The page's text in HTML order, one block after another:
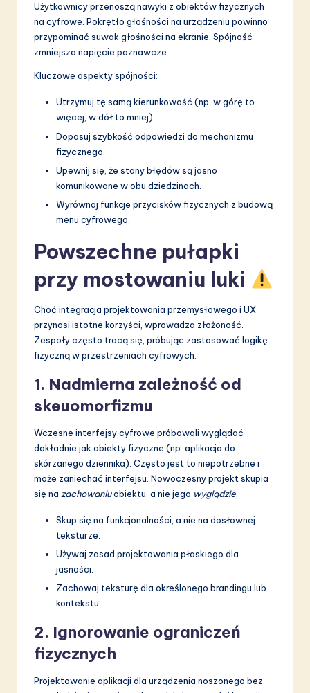
Użytkownicy przenoszą nawyki z obiektów fizycznych
na cyfrowe. Pokrętło głośności na urządzeniu powinno
przypominać suwak głośności na ekranie. Spójność
zmniejsza napięcie poznawcze.
Kluczowe aspekty spójności:
Utrzymuj tę samą kierunkowość (np. w górę to
więcej, w dół to mniej).
Dopasuj szybkość odpowiedzi do mechanizmu
fizycznego.
Upewnij się, że stany błędów są jasno
komunikowane w obu dziedzinach.
Wyrównaj funkcje przycisków fizycznych z budową
menu cyfrowego.
Powszechne pułapki
przy mostowaniu luki
Choć integracja projektowania przemysłowego i UX
przynosi istotne korzyści, wprowadza złożoność.
Zespoły często tracą się, próbując zastosować logikę
fizyczną w przestrzeniach cyfrowych.
1. Nadmierna zależność od
skeuomorfizmu
Wczesne interfejsy cyfrowe próbowali wyglądać
dokładnie jak obiekty fizyczne (np. aplikacja do
skórzanego dziennika). Często jest to niepotrzebne i
może zaniechać interfejsu. Nowoczesny projekt skupia
się na zachowaniuobiektu, a nie jego wyglądzie
Skup się na funkcjonalności, a nie na dosłownej
teksturze.
Używaj zasad projektowania płaskiego dla
jasności.
Zachowaj teksturę dla określonego brandingu lub
kontekstu.
2. Ignorowanie ograniczeń
fizycznych
Projektowanie aplikacji dla urządzenia noszonego bez